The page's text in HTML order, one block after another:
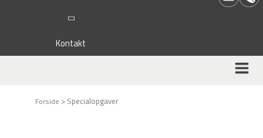
Kontakt
Forside > Specialopgaver